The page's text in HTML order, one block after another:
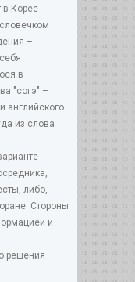
в Корее
–
в
"согэ" –
английского
из слова
либо,
Стороны
и
решения